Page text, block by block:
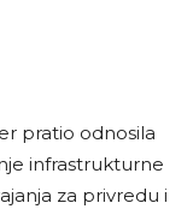
pratio odnosila
infrastrukturne
za privredu i